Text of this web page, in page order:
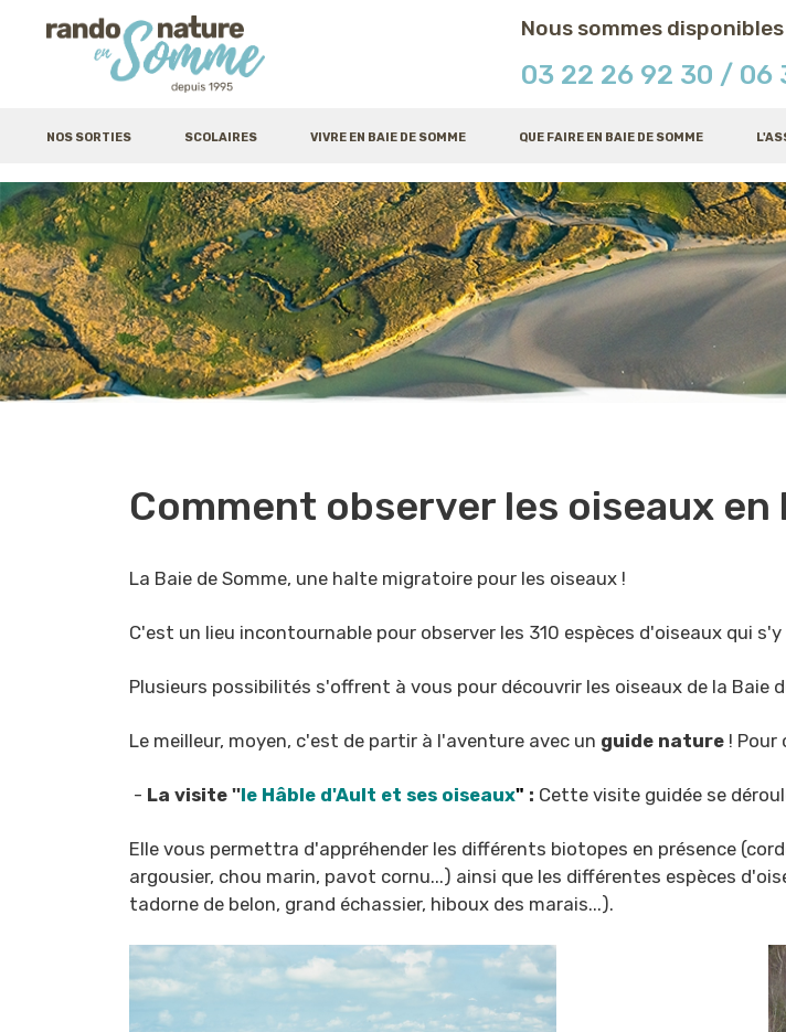
Nous sommes
03 22 26 92 30 / 06
NOS SORTIES SCOLAIRES VIVRE EN BAIE DE SOMME QUE FAIRE EN BAIE DE SOMME
Comment observer les oiseaux en
La Baie de Somme, une halte migratoire pour les oiseaux !
C'est un lieu incontournable pour observer les 310 espèces d'oiseaux qui
Plusieurs possibilités s'offrent à vous pour découvrir les oiseaux de la Baie
Le meilleur, moyen, c'est de partir à l'aventure avec un guide nature ! Pour
- La visite ''le Hâble d'Ault et ses oiseaux" : Cette visite guidée se
Elle vous permettra d'appréhender les différents biotopes en présence
argousier, chou marin, pavot cornu...) ainsi que les différentes espèces
tadorne de belon, grand échassier, hiboux des marais...).